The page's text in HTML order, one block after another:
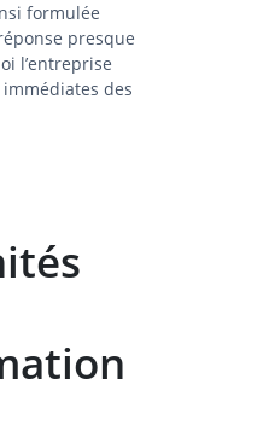
formulée
presque
l’entreprise
immédiates des